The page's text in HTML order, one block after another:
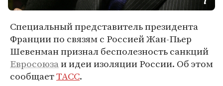
Специальный представитель президента
Франции по связям с Россией Жан-Пьер
Шевенман признал бесполезность санкций
Евросоюзаи идеи изоляции России. Об этом
сообщаетТАСС.